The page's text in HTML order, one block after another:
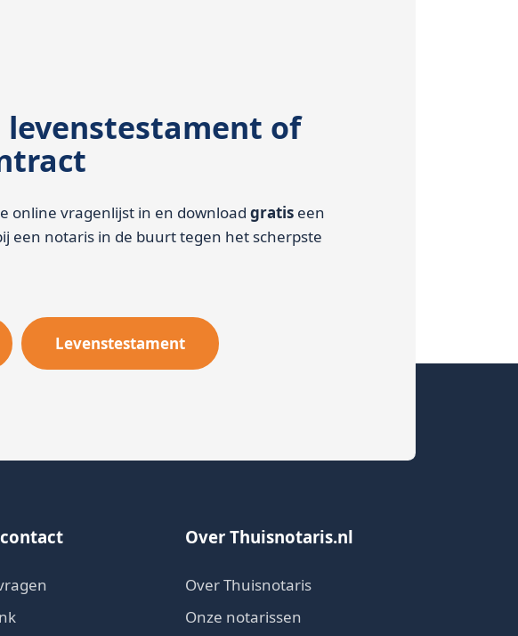
of
online vragenlijst in en download gratis een
een notaris in de buurt tegen het scherpste
Levenstestament
Over Thuisnotaris.nl
Over Thuisnotaris
Onze notarissen